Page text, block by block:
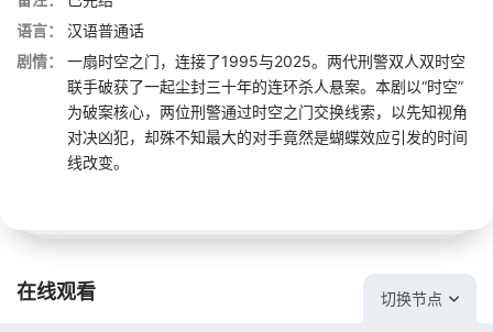
语言：
汉语普通话
剧情：
一扇时空之门，连接了1995与2025。两代刑警双人双时空
联手破获了一起尘封三十年的连环杀人悬案。本剧以“时空”
为破案核心，两位刑警通过时空之门交换线索，以先知视角
对决凶犯，却殊不知最大的对手竟然是蝴蝶效应引发的时间
线改变。
在线观看 切换节点